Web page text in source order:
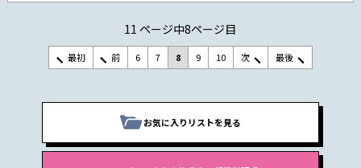
11 ページ中8ページ目
最初 前 6 7 8 9 10 次 最後
お気に入りリストを見る